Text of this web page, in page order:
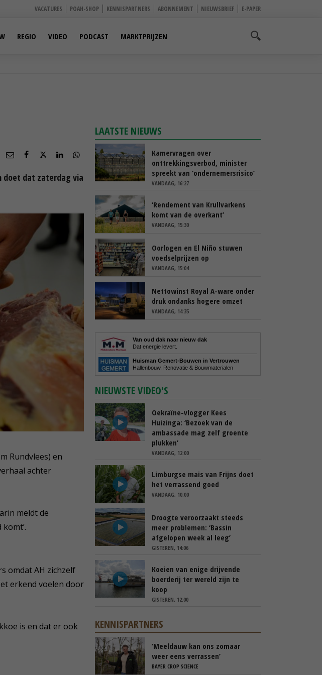
VACATURES POAH-SHOP KENNISPARTNERS ABONNEMENT NIEUWSBRIEF E-PAPER
REGIO VIDEO PODCAST MARKTPRIJZEN
doet dat zaterdag via
Rundvlees) en
achter
meldt de
omdat AH zichzelf
erkend voelen door
is en dat er ook
LAATSTE NIEUWS
Kamervragen over
onttrekkingsverbod, minister
spreekt van ‘ondernemersrisico’
VANDAAG, 16:27
‘Rendement van Krullvarkens
komt van de overkant’
VANDAAG, 15:30
Oorlogen en El Niño stuwen
voedselprijzen op
VANDAAG, 15:04
Nettowinst Royal A-ware onder
druk ondanks hogere omzet
VANDAAG, 14:35
Van oud dak naar nieuw dak
Dat energie levert.
Huisman Gemert-Bouwen in Vertrouwen
Hallenbouw, Renovatie & Bouwmaterialen
NIEUWSTE VIDEO'S
Oekraïne-vlogger Kees
Huizinga: ‘Bezoek van de
ambassade mag zelf groente
plukken’
VANDAAG, 12:00
Limburgse mais van Frijns doet
het verrassend goed
VANDAAG, 10:00
Droogte veroorzaakt steeds
meer problemen: ‘Bassin
afgelopen week al leeg’
GISTEREN, 14:06
Koeien van enige drijvende
boerderij ter wereld zijn te
koop
GISTEREN, 12:00
KENNISPARTNERS
‘Meeldauw kan ons zomaar
weer eens verrassen’
BAYER CROP SCIENCE